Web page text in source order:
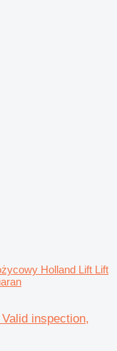
Holland Lift Lift
inspection,